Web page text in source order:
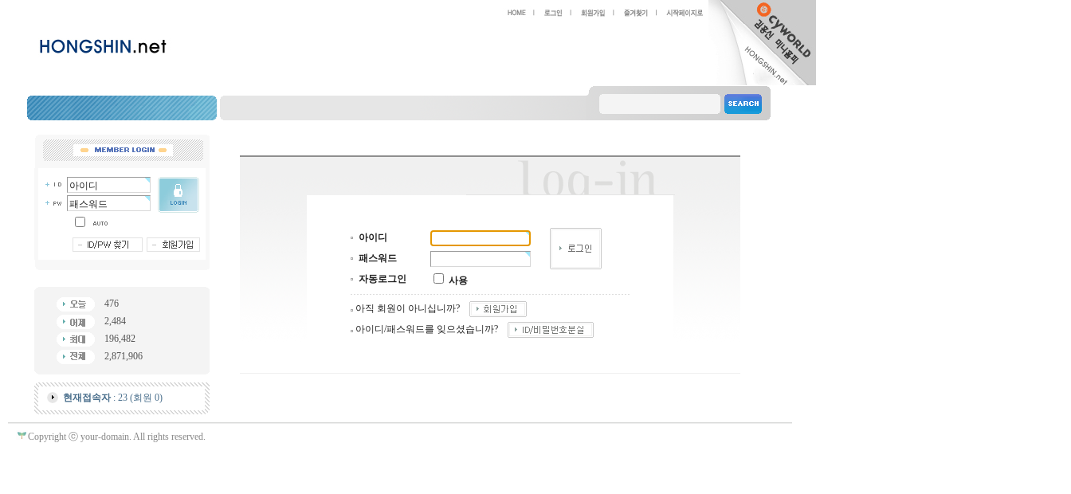
476
2,484
196,482
2,871,906
현재접속자: 23 (회원 0)
아이디
패스워드
자동로그인
사용
아직 회원이 아니십니까?
아이디/패스워드를 잊으셨습니까?
Copyright ⓒ your-domain. All rights reserved.